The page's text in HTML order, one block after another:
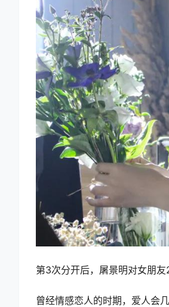
第3次分开后，屠景明对女朋友
曾经情感恋人的时期，爱人会